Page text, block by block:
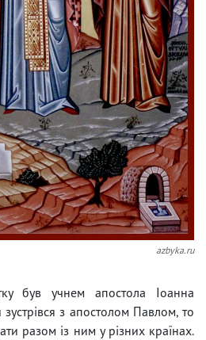
azbyka.ru
був учнем апостола Іоанна
з апостолом Павлом, то
разом із ним у різних країнах.